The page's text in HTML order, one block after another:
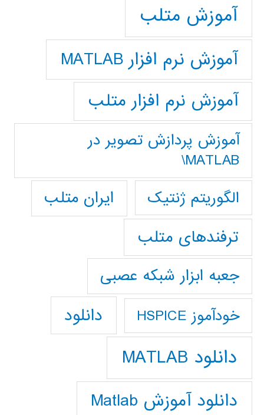
آموزش متلب
آموزش نرم افزار MATLAB
آموزش نرم افزار متلب
آموزش پردازش تصوير در
MATLAB\
الگوریتم ژنتیک
ایران متلب
ترفندهای متلب
جعبه ابزار شبکه عصبی
خودآموز HSPICE دانلود
دانلود MATLAB
دانلود آموزش Matlab